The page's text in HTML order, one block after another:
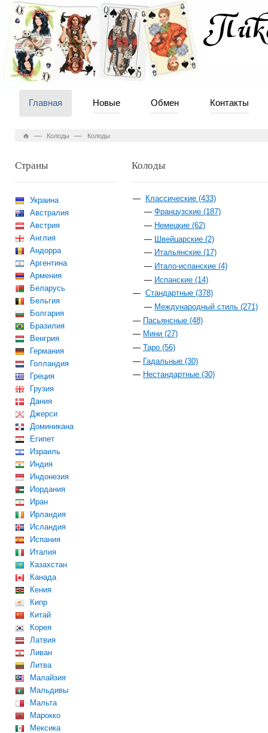
Главная Новые Обмен Контакты
— Колоды — Колоды
Страны
Украина
Австралия
Австрия
Англия
Андорра
Аргентина
Армения
Беларусь
Бельгия
Болгария
Бразилия
Венгрия
Германия
Голландия
Греция
Грузия
Дания
Джерси
Доминикана
Египет
Израиль
Индия
Индонезия
Иордания
Иран
Ирландия
Исландия
Испания
Италия
Казахстан
Канада
Кения
Кипр
Китай
Корея
Латвия
Ливан
Литва
Малайзия
Мальдивы
Мальта
Марокко
Мексика
Колоды
Классические (433)
Французские (187)
Немецкие (62)
Швейцарские (2)
Итальянские (17)
Итало-испанские (4)
Испанские (14)
Стандартные (378)
Международный стиль (271)
Пасьянсные (48)
Мини (27)
Таро (56)
Гадальные (30)
Нестандартные (30)